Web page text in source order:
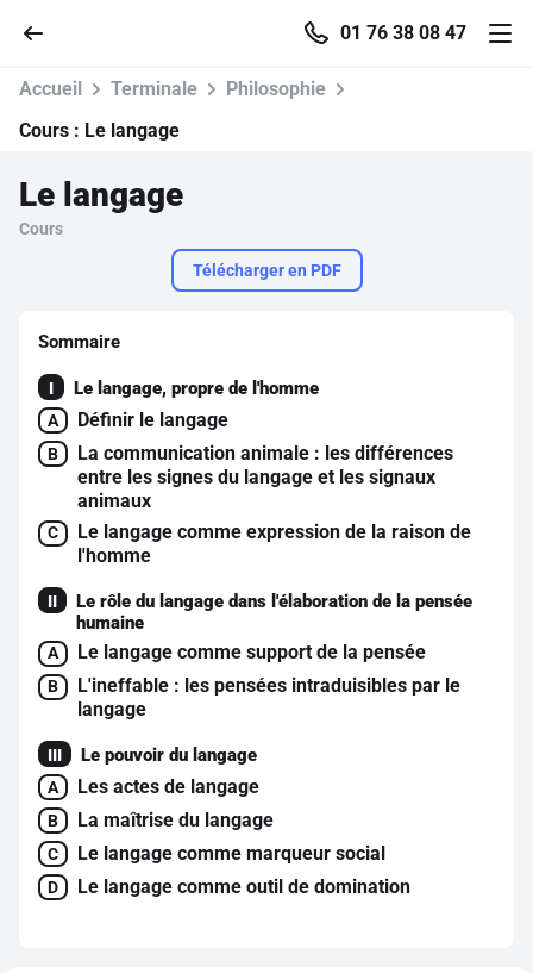
01 76 38 08 47
Accueil
Se connecter
S'inscrire gratuitement
Pour profiter de 10 contenus offerts.
Accueil Terminale
Philosophie
Cours : Le langage
Le langage
Cours
Télécharger en PDF
Sommaire
I Le langage, propre de l'homme
A Définir le langage
B
La communication animale : les différences
entre les signes du langage et les signaux
animaux
C
Le langage comme expression de la raison de
l'homme
II
Le rôle du langage dans l'élaboration de la pensée
humaine
A Le langage comme support de la pensée
B
L'ineffable : les pensées intraduisibles par le
langage
III Le pouvoir du langage
A Les actes de langage
B La maîtrise du langage
C Le langage comme marqueur social
D Le langage comme outil de domination